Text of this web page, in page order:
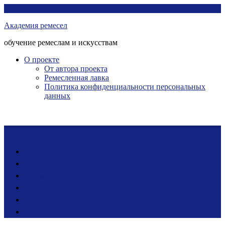
контенту
Академия ремесел
обучение ремеслам и искусствам
О проекте
От автора проекта
Ремесленная лавка
Политика конфиденциальности персональных
данных